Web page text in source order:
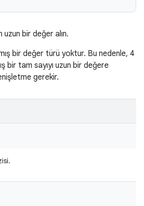
bir değer alın.
bir değer türü yoktur. Bu nedenle, 4
bir tam sayıyı uzun bir değere
gerekir.